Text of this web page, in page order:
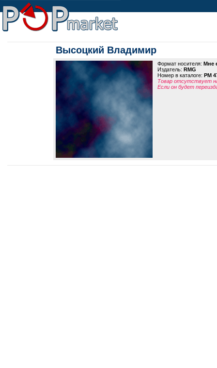
Высоцкий Владимир
Формат носителя: Мне
Издатель: RMG
Номер в каталоге: PM
Товар отсутствует
Если он будет